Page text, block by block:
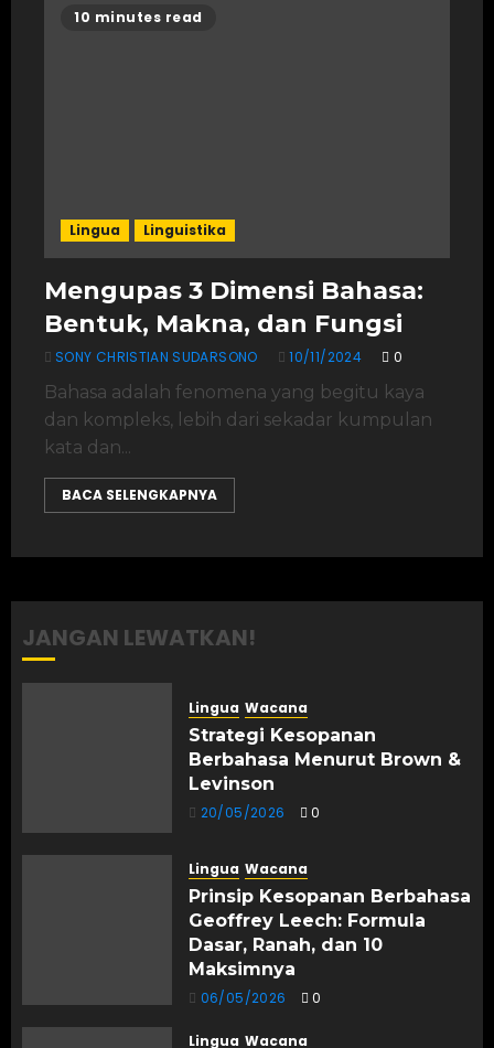
10 minutes read
Lingua Linguistika
Mengupas 3 Dimensi Bahasa:
Bentuk, Makna, dan Fungsi
SONY CHRISTIAN SUDARSONO 10/11/2024 0
Bahasa adalah fenomena yang begitu kaya
dan kompleks, lebih dari sekadar kumpulan
kata dan...
BACA SELENGKAPNYA
JANGAN LEWATKAN!
Lingua Wacana
Strategi Kesopanan
Berbahasa Menurut Brown &
Levinson
20/05/2026 0
Lingua Wacana
Prinsip Kesopanan Berbahasa
Geoffrey Leech: Formula
Dasar, Ranah, dan 10
Maksimnya
06/05/2026 0
Lingua Wacana